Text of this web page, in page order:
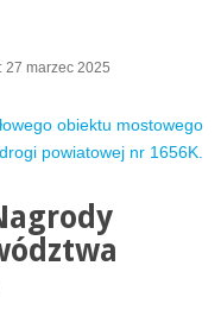
27 marzec 2025
obiektu mostowego
powiatowej nr 1656K.